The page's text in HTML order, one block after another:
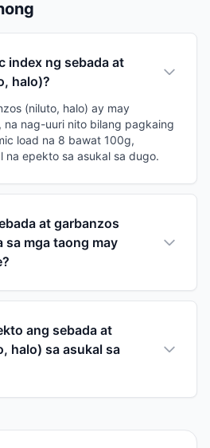
index ng sebada at
halo)?
(niluto, halo) ay may
nag-uuri nito bilang pagkaing
load na 8 bawat 100g,
na epekto sa asukal sa dugo.
at garbanzos
sa mga taong may
ang sebada at
halo) sa asukal sa